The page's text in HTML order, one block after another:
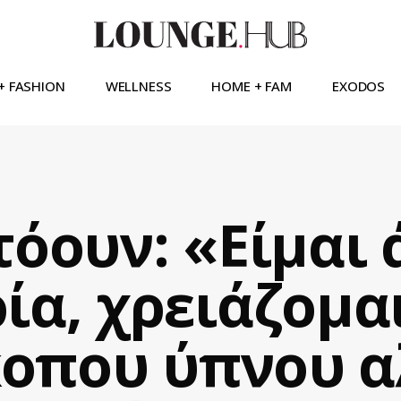
FASHION WELLNESS HOME + FAM EXODOS
«Είμαι
ύπνου